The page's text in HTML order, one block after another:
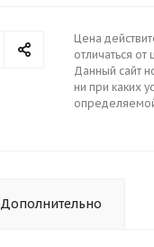
Цена
отличаться
Данный сайт
ни при каких
Дополнительно